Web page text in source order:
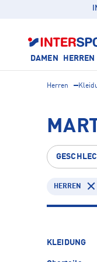
DAMEN HERREN
Herren
HERREN
KLEIDUNG